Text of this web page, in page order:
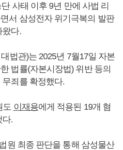
사태 이후 9년 만에 사법 리
서 삼성전자 위기극복의 발판
왔다.
법관)는 2025년 7월17일 자본
법률(자본시장법) 위반 등의
무죄를 확정했다.
도 이재용에게 적용된 19개 혐
다.
원 최종 판단을 통해 삼성물산